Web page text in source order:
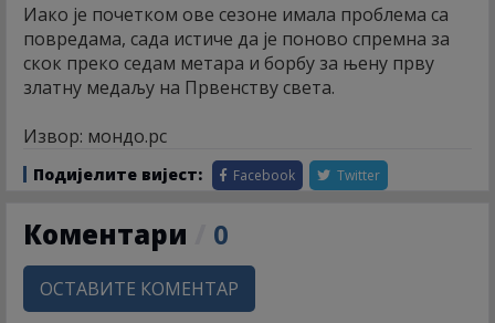
Иако је почетком ове сезоне имала проблема са
повредама, сада истиче да је поново спремна за
скок преко седам метара и борбу за њену прву
златну медаљу на Првенству света.
Извор: мондо.рс
Подијелите вијест: Facebook Twitter
Коментари 0
ОСТАВИТЕ КОМЕНТАР